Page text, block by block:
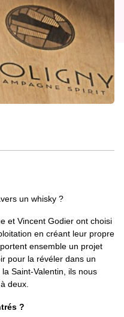
un whisky ?
et Vincent Godier ont choisi
en créant leur propre
ensemble un projet
pour la révéler dans un
Saint-Valentin, ils nous
deux.
?